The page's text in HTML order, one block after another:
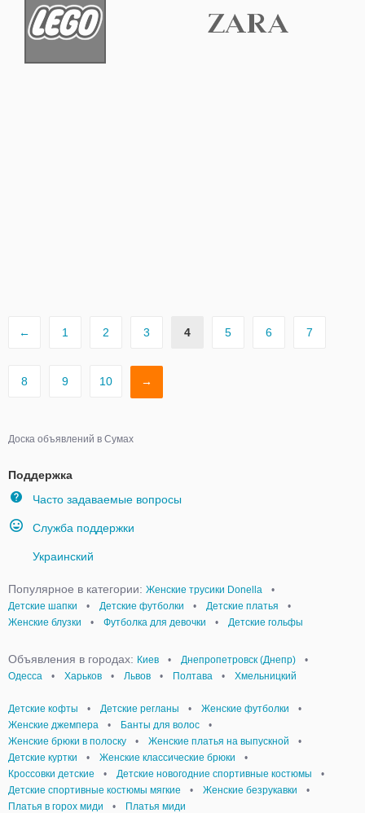
← 1 2 3 4 5 6 7
8 9 10 →
Доска объявлений в Сумах
Поддержка
Часто задаваемые вопросы
Служба поддержки
Украинский
Популярное в категории: Женские трусики Donella
•
Детские шапки
• Детские футболки • Детские платья
•
Женские блузки
• Футболка для девочки • Детские гольфы
Объявления в городах: Киев • Днепропетровск (Днепр)
•
Одесса
• Харьков • Львов • Полтава • Хмельницкий
Детские кофты • Детские регланы • Женские футболки
•
Женские джемпера
• Банты для волос
•
Женские брюки в полоску
• Женские платья на выпускной
•
Детские куртки
• Женские классические брюки
•
Кроссовки детские
• Детские новогодние спортивные костюмы
•
Детские спортивные костюмы мягкие
• Женские безрукавки
•
Платья в горох миди
• Платья миди